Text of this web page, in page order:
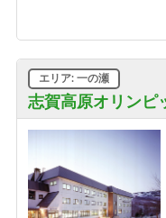
志賀高原オリンピ
エリア: 一の瀬